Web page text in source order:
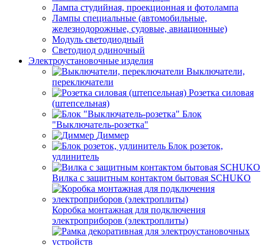
Лампа студийная, проекционная и фотолампа
Лампы специальные (автомобильные,
железнодорожные, судовые, авиационные)
Модуль светодиодный
Светодиод одиночный
Электроустановочные изделия
Выключатели,
переключатели
Розетка силовая
(штепсельная)
Блок
"Выключатель-розетка"
Диммер
Блок розеток,
удлинитель
Вилка с защитным контактом бытовая SCHUKO
Коробка монтажная для подключения
электроприборов (электроплиты)